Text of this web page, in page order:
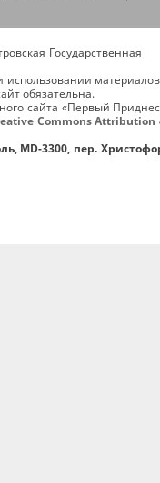
Государственная
обязательна.
сайта «Первый
Commons Attribution
MD-3300, пер.